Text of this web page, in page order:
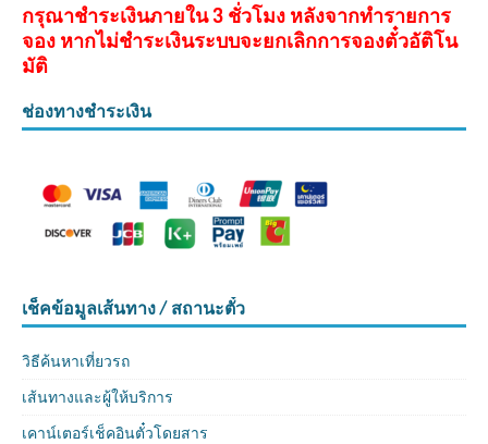
กรุณาชำระเงินภายใน 3 ชั่วโมง หลังจากทำรายการ
จอง หากไม่ชำระเงินระบบจะยกเลิกการจองตั๋วอัติโน
มัติ
ช่องทางชำระเงิน
เช็คข้อมูลเส้นทาง / สถานะตั๋ว
วิธีค้นหาเที่ยวรถ
เส้นทางและผู้ให้บริการ
เคาน์เตอร์เช็คอินตั๋วโดยสาร